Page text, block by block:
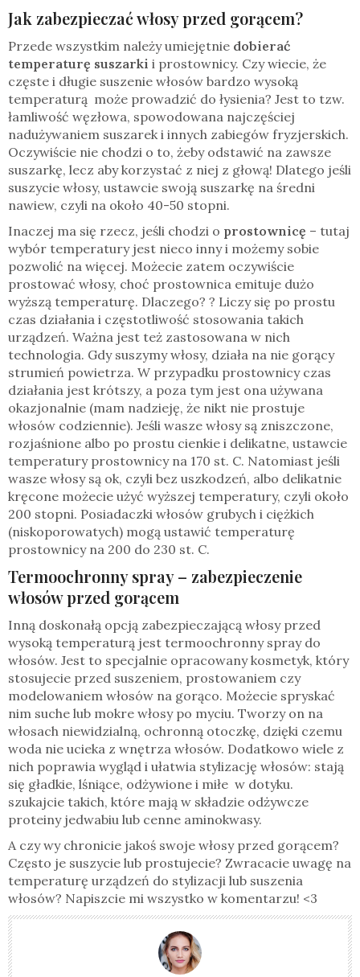
Jak zabezpieczać włosy przed gorącem?
Przede wszystkim należy umiejętnie dobierać
temperaturę suszarki i prostownicy. Czy wiecie, że
częste i długie suszenie włosów bardzo wysoką
temperaturą może prowadzić do łysienia? Jest to tzw.
łamliwość węzłowa, spowodowana najczęściej
nadużywaniem suszarek i innych zabiegów fryzjerskich.
Oczywiście nie chodzi o to, żeby odstawić na zawsze
suszarkę, lecz aby korzystać z niej z głową! Dlatego jeśli
suszycie włosy, ustawcie swoją suszarkę na średni
nawiew, czyli na około 40-50 stopni.
Inaczej ma się rzecz, jeśli chodzi o prostownicę – tutaj
wybór temperatury jest nieco inny i możemy sobie
pozwolić na więcej. Możecie zatem oczywiście
prostować włosy, choć prostownica emituje dużo
wyższą temperaturę. Dlaczego? ? Liczy się po prostu
czas działania i częstotliwość stosowania takich
urządzeń. Ważna jest też zastosowana w nich
technologia. Gdy suszymy włosy, działa na nie gorący
strumień powietrza. W przypadku prostownicy czas
działania jest krótszy, a poza tym jest ona używana
okazjonalnie (mam nadzieję, że nikt nie prostuje
włosów codziennie). Jeśli wasze włosy są zniszczone,
rozjaśnione albo po prostu cienkie i delikatne, ustawcie
temperatury prostownicy na 170 st. C. Natomiast jeśli
wasze włosy są ok, czyli bez uszkodzeń, albo delikatnie
kręcone możecie użyć wyższej temperatury, czyli około
200 stopni. Posiadaczki włosów grubych i ciężkich
(niskoporowatych) mogą ustawić temperaturę
prostownicy na 200 do 230 st. C.
Termoochronny spray – zabezpieczenie
włosów przed gorącem
Inną doskonałą opcją zabezpieczającą włosy przed
wysoką temperaturą jest termoochronny spray do
włosów. Jest to specjalnie opracowany kosmetyk, który
stosujecie przed suszeniem, prostowaniem czy
modelowaniem włosów na gorąco. Możecie spryskać
nim suche lub mokre włosy po myciu. Tworzy on na
włosach niewidzialną, ochronną otoczkę, dzięki czemu
woda nie ucieka z wnętrza włosów. Dodatkowo wiele z
nich poprawia wygląd i ułatwia stylizację włosów: stają
się gładkie, lśniące, odżywione i miłe w dotyku.
szukajcie takich, które mają w składzie odżywcze
proteiny jedwabiu lub cenne aminokwasy.
A czy wy chronicie jakoś swoje włosy przed gorącem?
Często je suszycie lub prostujecie? Zwracacie uwagę na
temperaturę urządzeń do stylizacji lub suszenia
włosów? Napiszcie mi wszystko w komentarzu! <3